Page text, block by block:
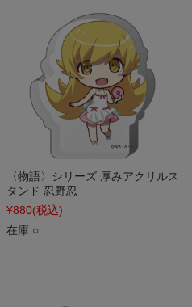
〈物語〉シリーズ 厚みアクリルス
タンド 忍野忍
¥880(税込)
在庫 ○